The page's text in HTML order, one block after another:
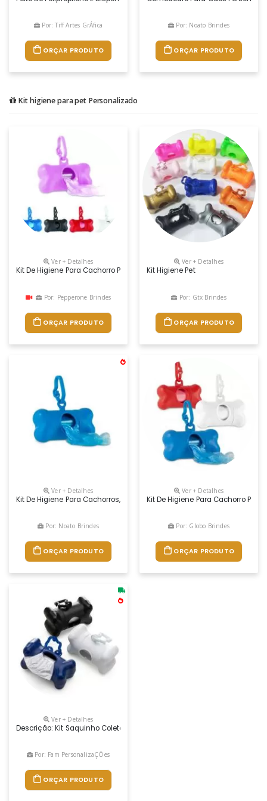
Por: Tiff Artes GrÁfica
ORÇAR PRODUTO
Por: Noato Brindes
ORÇAR PRODUTO
Kit higiene para pet Personalizado
Ver + Detalhes
Kit De Higiene Para Cachorro Personalizado
Por: Pepperone Brindes
ORÇAR PRODUTO
Ver + Detalhes
Kit Higiene Pet
Por: Gtx Brindes
ORÇAR PRODUTO
Ver + Detalhes
Kit De Higiene Para Cachorros, Dimensões 8,0 X 4,1 X 4,5 Cm,
Por: Noato Brindes
ORÇAR PRODUTO
Ver + Detalhes
Kit De Higiene Para Cachorro
Por: Globo Brindes
ORÇAR PRODUTO
Ver + Detalhes
Descrição: Kit Saquinho Coletor Em Formato De Osso. Produzido Em
Por: Fam PersonalizaÇÕes
ORÇAR PRODUTO